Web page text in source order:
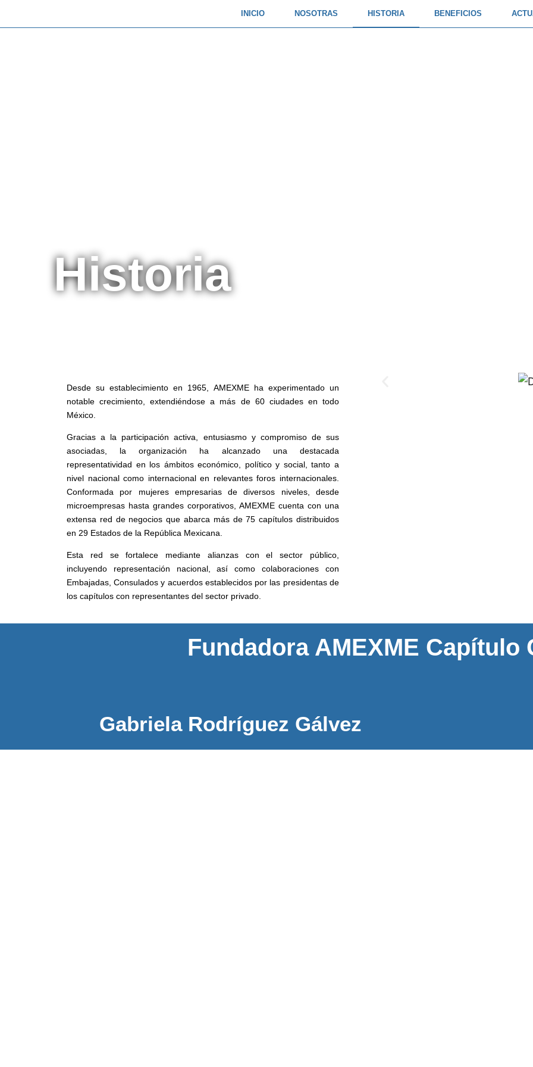
INICIO NOSOTRAS HISTORIA BENEFICIOS
Historia
Desde su establecimiento en 1965, AMEXME ha experimentado un
notable crecimiento, extendiéndose a más de 60 ciudades en todo
México.
Gracias a la participación activa, entusiasmo y compromiso de sus
asociadas, la organización ha alcanzado una destacada
representatividad en los ámbitos económico, político y social, tanto a
nivel nacional como internacional en relevantes foros internacionales.
Conformada por mujeres empresarias de diversos niveles, desde
microempresas hasta grandes corporativos, AMEXME cuenta con una
extensa red de negocios que abarca más de 75 capítulos distribuidos
en 29 Estados de la República Mexicana.
Esta red se fortalece mediante alianzas con el sector público,
incluyendo representación nacional, así como colaboraciones con
Embajadas, Consulados y acuerdos establecidos por las presidentas de
los capítulos con representantes del sector privado.
Fundadora AMEXME Capítulo
Gabriela Rodríguez Gálvez